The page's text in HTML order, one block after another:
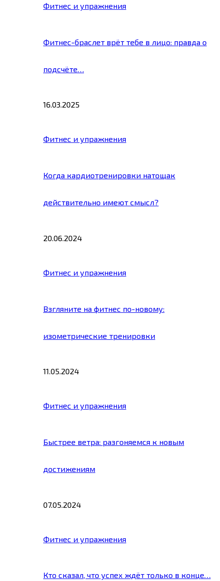
Фитнес и упражнения
Фитнес-браслет врёт тебе в лицо: правда о
подсчёте…
16.03.2025
Фитнес и упражнения
Когда кардиотренировки натощак
действительно имеют смысл?
20.06.2024
Фитнес и упражнения
Взгляните на фитнес по-новому:
изометрические тренировки
11.05.2024
Фитнес и упражнения
Быстрее ветра: разгоняемся к новым
достижениям
07.05.2024
Фитнес и упражнения
Кто сказал, что успех ждёт только в конце…